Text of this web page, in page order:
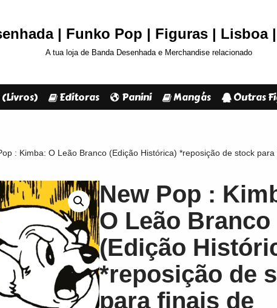
| Funko Pop | Figuras | Lisboa
A tua loja de Banda Desenhada e Merchandise relacionado
Editoras Panini Mangás Outras
: Kimba: O Leão Branco (Edição Histórica) *reposição de stock para
New Pop :
O Leão Branco
(Edição
*reposição de
para finais de